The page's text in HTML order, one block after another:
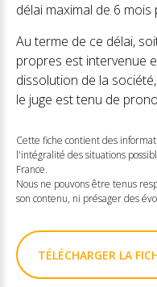
délai maximal de 6
Au terme de ce délai,
propres est intervenue
dissolution de la
le juge est tenu de
Cette fiche contient des
l'intégralité des situations
France.
Nous ne pouvons être tenus
son contenu, ni présager des
TÉLÉCHARGER LA